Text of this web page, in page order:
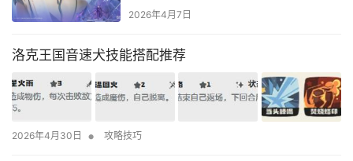
2026年4月7日
洛克王国音速犬技能搭配推荐
2026年4月30日 • 攻略技巧